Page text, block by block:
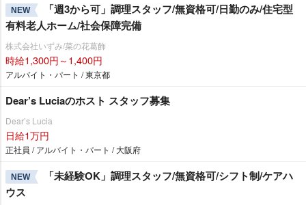
NEW
「週3から可」調理スタッフ/無資格可/日勤のみ/住宅型
有料老人ホーム/社会保障完備
株式会社いずみ/菜の花葛飾
時給1,300円～1,400円
アルバイト・パート / 東京都
Dear’s Luciaのホスト スタッフ募集
Dear’s Lucia
日給1万円
正社員 / アルバイト・パート / 大阪府
NEW
「未経験OK」調理スタッフ/無資格可/シフト制/ケアハ
ウス